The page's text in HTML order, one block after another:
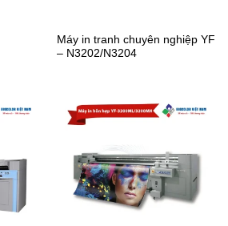
Máy in tranh chuyên nghiệp YF
– N3202/N3204